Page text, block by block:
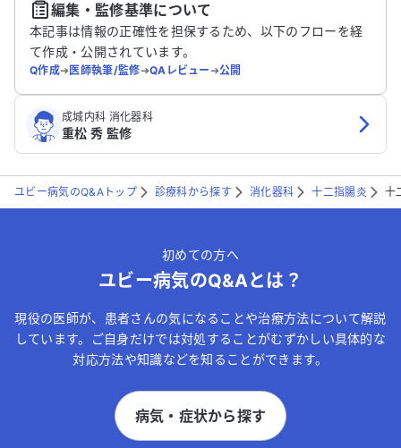
送信する
編集・監修基準について
本記事は情報の正確性を担保するため、以下のフローを経
て作成・公開されています。
Q作成➔医師執筆/監修➔QAレビュー➔公開
成城内科 消化器科
重松 秀 監修
ユビー病気のQ&Aトップ 診療科から探す 消化器科 十二指腸炎 十
初めての方へ
ユビー病気のQ&Aとは？
現役の医師が、患者さんの気になることや治療方法について解説
しています。ご自身だけでは対処することがむずかしい具体的な
対応方法や知識などを知ることができます。
病気・症状から探す